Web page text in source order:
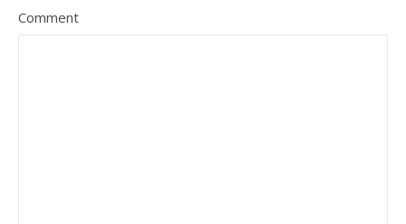
Comment